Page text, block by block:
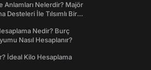
Anlamları Nelerdir? Majör
Desteleri İle Tılsımlı Bir
Nedir? Burç
Nasıl Hesaplanır?
İdeal Kilo Hesaplama